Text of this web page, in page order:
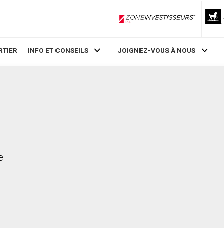
ZoneInvestisseurs RLP
INFO ET CONSEILS JOIGNEZ-VOUS À NOUS